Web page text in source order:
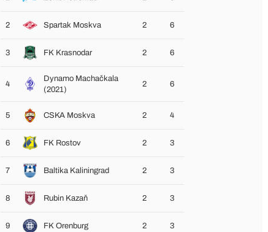
2 Spartak Moskva 2 6
3 FK Krasnodar 2 6
4
Dynamo Machačkala
(2021)
2 6
5 CSKA Moskva 2 4
6 FK Rostov 2 3
7 Baltika Kaliningrad 2 3
8 Rubin Kazaň 2 3
9 FK Orenburg 2 3